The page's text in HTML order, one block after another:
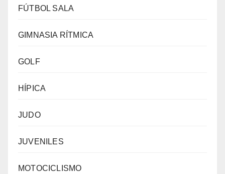
FÚTBOL SALA
GIMNASIA RÍTMICA
GOLF
HÍPICA
JUDO
JUVENILES
MOTOCICLISMO